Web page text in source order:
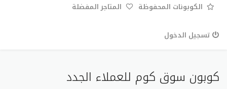
الكوبونات المحفوظة المتاجر المفضلة
تسجيل الدخول
كوبون سوق كوم للعملاء الجدد